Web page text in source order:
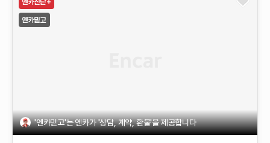
'엔카믿고'는 엔카가 '상담, 계약, 환불'을 제공합니다